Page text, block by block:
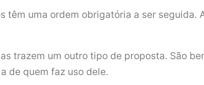
têm uma ordem obrigatória a ser
trazem um outro tipo de proposta. São
de quem faz uso dele.